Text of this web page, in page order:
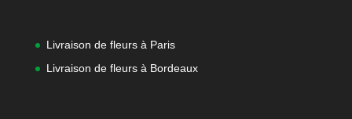
Livraison de fleurs à Paris
Livraison de fleurs à Bordeaux